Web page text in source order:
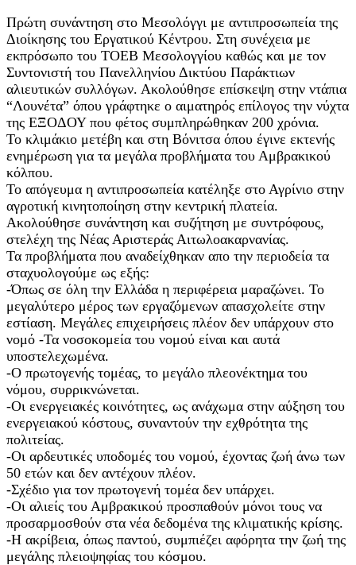
Πρώτη συνάντηση στο Μεσολόγγι με αντιπροσωπεία της
Διοίκησης του Εργατικού Κέντρου. Στη συνέχεια με
εκπρόσωπο του ΤΟΕΒ Μεσολογγίου καθώς και με τον
Συντονιστή του Πανελληνίου Δικτύου Παράκτιων
αλιευτικών συλλόγων. Ακολούθησε επίσκεψη στην ντάπια
“Λουνέτα” όπου γράφτηκε ο αιματηρός επίλογος την νύχτα
της ΕΞΟΔΟΥ που φέτος συμπληρώθηκαν 200 χρόνια.
Το κλιμάκιο μετέβη και στη Βόνιτσα όπου έγινε εκτενής
ενημέρωση για τα μεγάλα προβλήματα του Αμβρακικού
κόλπου.
Το απόγευμα η αντιπροσωπεία κατέληξε στο Αγρίνιο στην
αγροτική κινητοποίηση στην κεντρική πλατεία.
Ακολούθησε συνάντηση και συζήτηση με συντρόφους,
στελέχη της Νέας Αριστεράς Αιτωλοακαρνανίας.
Τα προβλήματα που αναδείχθηκαν απο την περιοδεία τα
σταχυολογούμε ως εξής:
-Όπως σε όλη την Ελλάδα η περιφέρεια μαραζώνει. Το
μεγαλύτερο μέρος των εργαζόμενων απασχολείτε στην
εστίαση. Μεγάλες επιχειρήσεις πλέον δεν υπάρχουν στο
νομό -Τα νοσοκομεία του νομού είναι και αυτά
υποστελεχωμένα.
-Ο πρωτογενής τομέας, το μεγάλο πλεονέκτημα του
νόμου, συρρικνώνεται.
-Οι ενεργειακές κοινότητες, ως ανάχωμα στην αύξηση του
ενεργειακού κόστους, συναντούν την εχθρότητα της
πολιτείας.
-Οι αρδευτικές υποδομές του νομού, έχοντας ζωή άνω των
50 ετών και δεν αντέχουν πλέον.
-Σχέδιο για τον πρωτογενή τομέα δεν υπάρχει.
-Οι αλιείς του Αμβρακικού προσπαθούν μόνοι τους να
προσαρμοσθούν στα νέα δεδομένα της κλιματικής κρίσης.
-Η ακρίβεια, όπως παντού, συμπιέζει αφόρητα την ζωή της
μεγάλης πλειοψηφίας του κόσμου.